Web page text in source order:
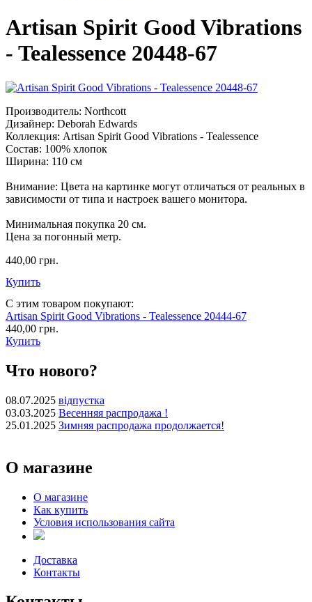
Artisan Spirit Good Vibrations
- Tealessence 20448-67
Производитель: Northcott
Дизайнер: Deborah Edwards
Коллекция: Artisan Spirit Good Vibrations - Tealessence
Состав: 100% хлопок
Ширина: 110 см
Внимание: Цвета на картинке могут отличаться от реальных в
зависимости от типа и настроек вашего монитора.
Минимальная покупка 20 см.
Цена за погонный метр.
440,00 грн.
Купить
С этим товаром покупают:
Artisan Spirit Good Vibrations - Tealessence 20444-67
440,00 грн.
Купить
Что нового?
08.07.2025 відпустка
03.03.2025 Весенняя распродажа !
25.01.2025 Зимняя распродажа продолжается!
О магазине
О магазине
Как купить
Условия использования сайта
Доставка
Контакты